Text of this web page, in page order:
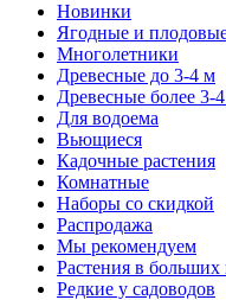
Новинки
Ягодные и
Многолетники
Древесные до 3-4 м
Древесные более 3-
Для водоема
Вьющиеся
Кадочные растения
Комнатные
Наборы со скидкой
Распродажа
Мы рекомендуем
Растения в больших
Редкие у садоводов